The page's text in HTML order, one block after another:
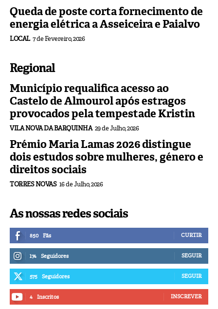
Queda de poste corta fornecimento de
energia elétrica a Asseiceira e Paialvo
LOCAL 7 de Fevereiro, 2026
Regional
Município requalifica acesso ao
Castelo de Almourol após estragos
provocados pela tempestade Kristin
VILA NOVA DA BARQUINHA 29 de Julho, 2026
Prémio Maria Lamas 2026 distingue
dois estudos sobre mulheres, género e
direitos sociais
TORRES NOVAS 16 de Julho, 2026
As nossas redes sociais
850 Fãs CURTIR
174 Seguidores SEGUIR
575 Seguidores SEGUIR
4 Inscritos INSCREVER